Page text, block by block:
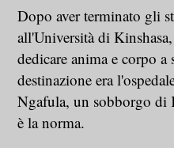
Dopo aver terminato gli
all'Università di
dedicare anima e corpo
destinazione era
Ngafula, un sobborgo di
è la norma.